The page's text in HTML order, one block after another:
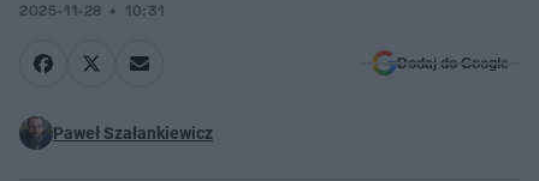
2025-11-28 10:31
Dodaj do Google
Paweł Szałankiewicz